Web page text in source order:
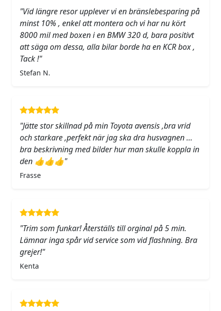
"Vid längre resor upplever vi en bränslebesparing på
minst 10% , enkel att montera och vi har nu kört
8000 mil med boxen i en BMW 320 d, bara positivt
att säga om dessa, alla bilar borde ha en KCR box ,
Tack !"
Stefan N.
"Jätte stor skillnad på min Toyota avensis ,bra vrid
och starkare ,perfekt när jag ska dra husvagnen …
bra beskrivning med bilder hur man skulle koppla in
den 👍👍👍"
Frasse
"Trim som funkar! Återställs till orginal på 5 min.
Lämnar inga spår vid service som vid flashning. Bra
grejer!"
Kenta